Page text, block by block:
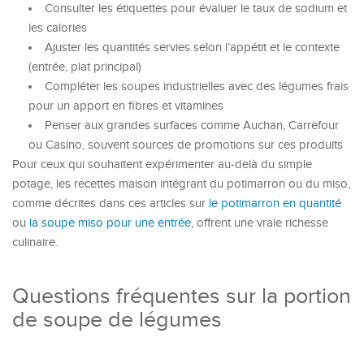
Consulter les étiquettes pour évaluer le taux de sodium et
les calories
Ajuster les quantités servies selon l’appétit et le contexte
(entrée, plat principal)
Compléter les soupes industrielles avec des légumes frais
pour un apport en fibres et vitamines
Penser aux grandes surfaces comme Auchan, Carrefour
ou Casino, souvent sources de promotions sur ces produits
Pour ceux qui souhaitent expérimenter au-delà du simple
potage, les recettes maison intégrant du potimarron ou du miso,
comme décrites dans ces articles sur le potimarron en quantité
ou la soupe miso pour une entrée, offrent une vraie richesse
culinaire.
Questions fréquentes sur la portion
de soupe de légumes